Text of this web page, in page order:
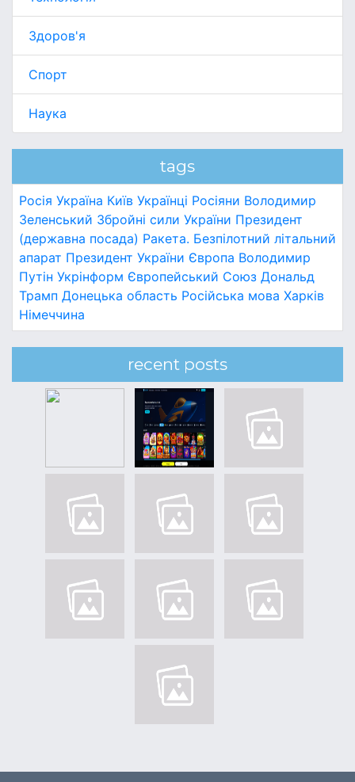
Здоров'я
Спорт
Наука
tags
Росія Україна Київ Українці Росіяни Володимир
Зеленський Збройні сили України Президент
(державна посада) Ракета. Безпілотний літальний
апарат Президент України Європа Володимир
Путін Укрінформ Європейський Союз Дональд
Трамп Донецька область Російська мова Харків
Німеччина
recent posts